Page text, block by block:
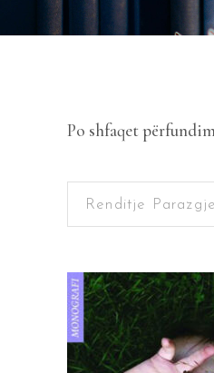
Po shfaqet
Renditje